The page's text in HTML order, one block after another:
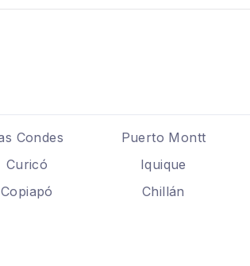
Condes Puerto Montt
Curicó Iquique
Copiapó Chillán